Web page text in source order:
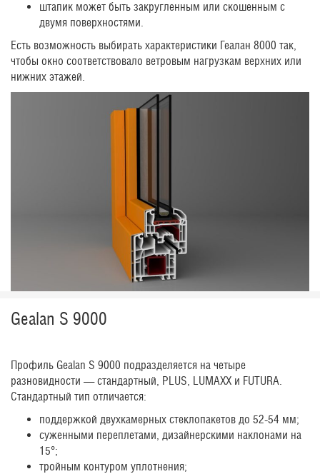
штапик может быть закругленным или скошенным с
двумя поверхностями.
Есть возможность выбирать характеристики Геалан 8000 так,
чтобы окно соответствовало ветровым нагрузкам верхних или
нижних этажей.
Gealan S 9000
Профиль Gealan S 9000 подразделяется на четыре
разновидности — стандартный, PLUS, LUMAXX и FUTURA.
Стандартный тип отличается:
поддержкой двухкамерных стеклопакетов до 52-54 мм;
суженными переплетами, дизайнерскими наклонами на
15°;
тройным контуром уплотнения;